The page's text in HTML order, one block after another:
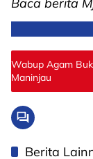
Wabup Agam
Maninjau
Berita